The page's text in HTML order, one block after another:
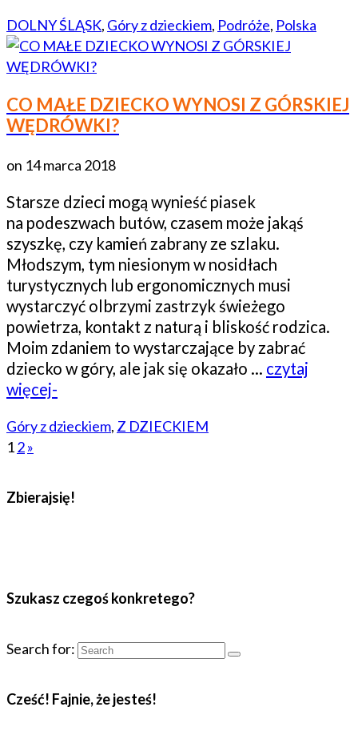
DOLNY ŚLĄSK, Góry z dzieckiem, Podróże, Polska
CO MAŁE DZIECKO WYNOSI Z GÓRSKIEJ
WĘDRÓWKI?
on 14 marca 2018
Starsze dzieci mogą wynieść piasek
na podeszwach butów, czasem może jakąś
szyszkę, czy kamień zabrany ze szlaku.
Młodszym, tym niesionym w nosidłach
turystycznych lub ergonomicznych musi
wystarczyć olbrzymi zastrzyk świeżego
powietrza, kontakt z naturą i bliskość rodzica.
Moim zdaniem to wystarczające by zabrać
dziecko w góry, ale jak się okazało … czytaj
więcej-
Góry z dzieckiem, Z DZIECKIEM
12»
Zbierajsię!
Szukasz czegoś konkretego?
Search for:
Cześć! Fajnie, że jesteś!